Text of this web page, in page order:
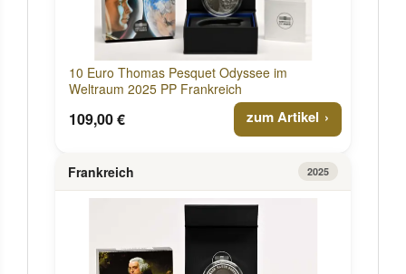
10 Euro Thomas Pesquet Odyssee im
Weltraum 2025 PP Frankreich
109,00 € zum Artikel
Frankreich 2025